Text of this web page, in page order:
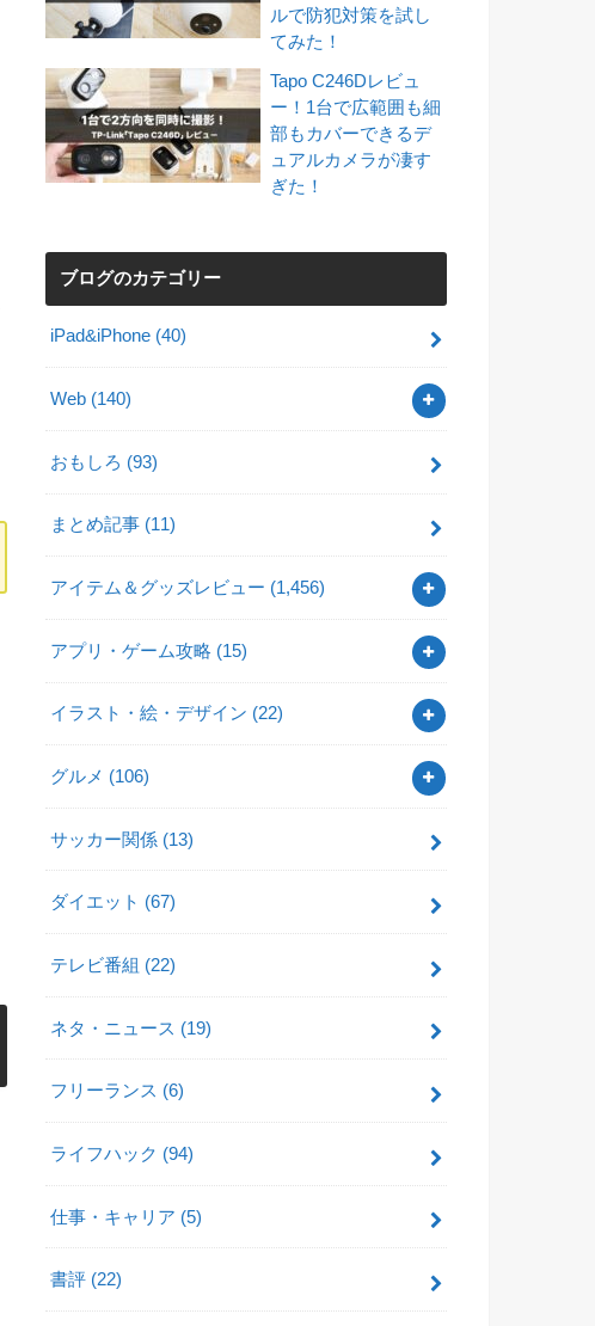
ルで防犯対策を試し
てみた！
Tapo C246Dレビュ
ー！1台で広範囲も細
部もカバーできるデ
ュアルカメラが凄す
ぎた！
ブログのカテゴリー
iPad&iPhone (40)
Web (140)
おもしろ (93)
まとめ記事 (11)
アイテム＆グッズレビュー (1,456)
アプリ・ゲーム攻略 (15)
イラスト・絵・デザイン (22)
グルメ (106)
サッカー関係 (13)
ダイエット (67)
テレビ番組 (22)
ネタ・ニュース (19)
フリーランス (6)
ライフハック (94)
仕事・キャリア (5)
書評 (22)